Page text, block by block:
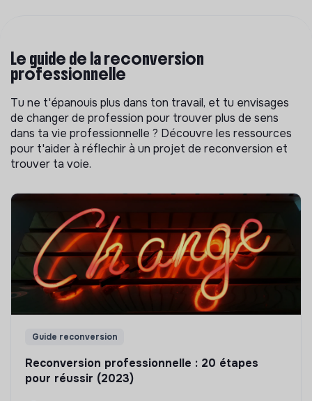
Le guide de la reconversion
professionnelle
Tu ne t'épanouis plus dans ton travail, et tu envisages
de changer de profession pour trouver plus de sens
dans ta vie professionnelle ? Découvre les ressources
pour t'aider à réflechir à un projet de reconversion et
trouver ta voie.
Guide reconversion
Reconversion professionnelle : 20 étapes
pour réussir (2023)